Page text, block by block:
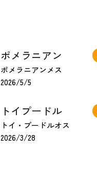
ポメラニアン
ポメラニアンメス
2026/5/5
トイプードル
トイ・プードルオス
2026/3/28